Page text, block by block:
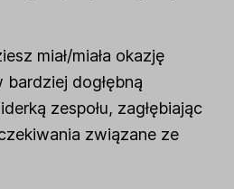
miał/miała okazję
dogłębną
zespołu, zagłębiając
związane ze